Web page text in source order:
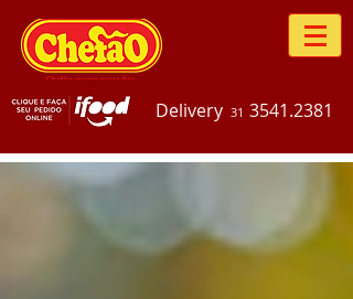
Delivery 31 3541.2381